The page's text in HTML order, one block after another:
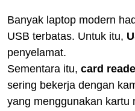
Banyak laptop modern
USB terbatas. Untuk itu,
penyelamat.
Sementara itu, card
sering bekerja dengan
yang menggunakan kartu